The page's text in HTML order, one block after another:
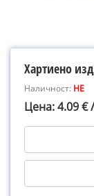
Хартиено
Наличност: НЕ
Цена: 4.09 €